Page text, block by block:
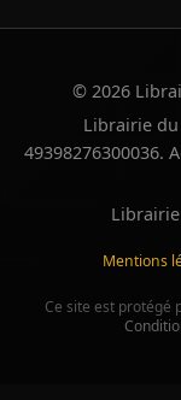
© 2026
Librairie du
49398276300036.
Mentions
Ce site est protégé